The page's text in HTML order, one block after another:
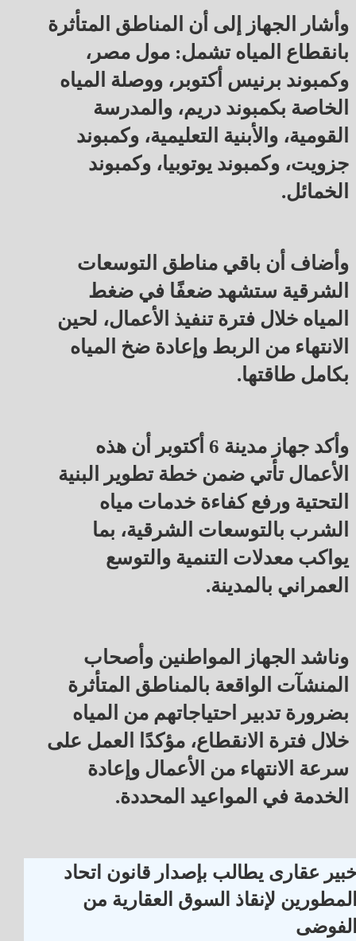
وأشار الجهاز إلى أن المناطق المتأثرة
بانقطاع المياه تشمل: مول مصر،
وكمبوند برنيس أكتوبر، ووصلة المياه
الخاصة بكمبوند دريم، والمدرسة
القومية، والأبنية التعليمية، وكمبوند
جزويت، وكمبوند يوتوبيا، وكمبوند
الخمائل.
وأضاف أن باقي مناطق التوسعات
الشرقية ستشهد ضعفًا في ضغط
المياه خلال فترة تنفيذ الأعمال، لحين
الانتهاء من الربط وإعادة ضخ المياه
بكامل طاقتها.
وأكد جهاز مدينة 6 أكتوبر أن هذه
الأعمال تأتي ضمن خطة تطوير البنية
التحتية ورفع كفاءة خدمات مياه
الشرب بالتوسعات الشرقية، بما
يواكب معدلات التنمية والتوسع
العمراني بالمدينة.
وناشد الجهاز المواطنين وأصحاب
المنشآت الواقعة بالمناطق المتأثرة
بضرورة تدبير احتياجاتهم من المياه
خلال فترة الانقطاع، مؤكدًا العمل على
سرعة الانتهاء من الأعمال وإعادة
الخدمة في المواعيد المحددة.
عقارى يطالب بإصدار قانون اتحاد
لإنقاذ السوق العقارية من